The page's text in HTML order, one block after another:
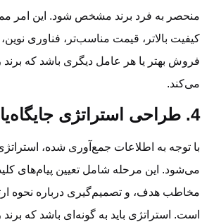
منحصر به فرد برند مشخص شود. این امر
کیفیت بالاتر، قیمت مناسب‌تر، فناوری
فروش بهتر یا هر عامل دیگری باشد که برند
می‌کند.
4. طراحی استراتژی جایگاه‌یابی
با توجه به اطلاعات جمع‌آوری شده،
می‌شود. این مرحله شامل تعیین پیام‌های
مخاطب هدف، و تصمیم‌گیری درباره نحوه
است. استراتژی باید به گونه‌ای باشد که برند